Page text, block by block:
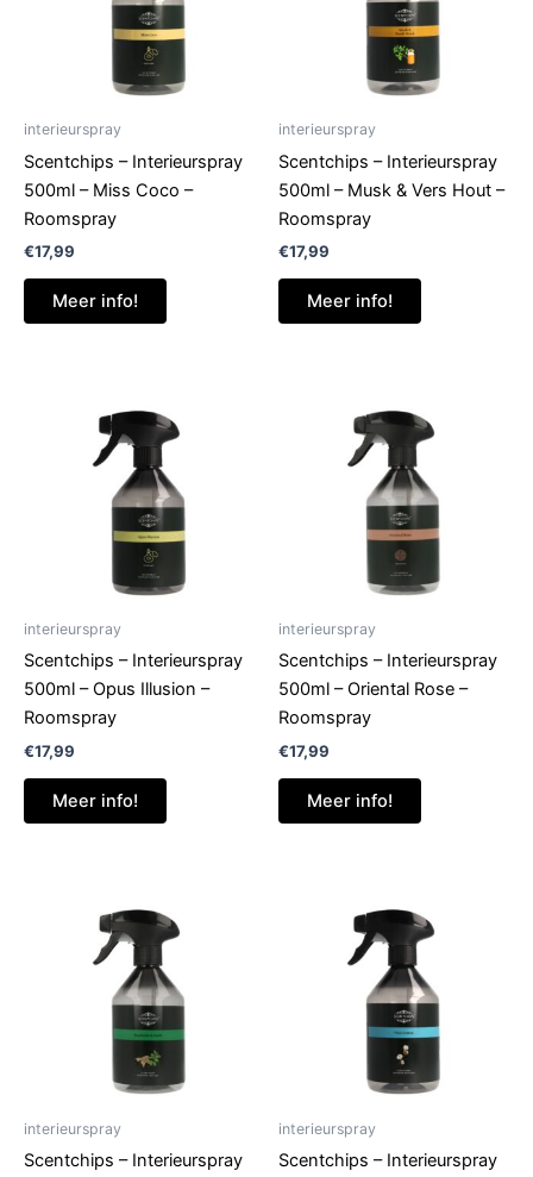
interieurspray
Scentchips – Interieurspray
500ml – Miss Coco –
Roomspray
€17,99
Meer info!
interieurspray
Scentchips – Interieurspray
500ml – Musk & Vers Hout –
Roomspray
€17,99
Meer info!
interieurspray
Scentchips – Interieurspray
500ml – Opus Illusion –
Roomspray
€17,99
Meer info!
interieurspray
Scentchips – Interieurspray
500ml – Oriental Rose –
Roomspray
€17,99
Meer info!
interieurspray
Scentchips – Interieurspray
interieurspray
Scentchips – Interieurspray